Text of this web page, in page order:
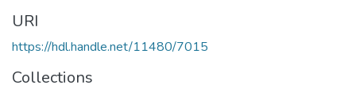
URI
https://hdl.handle.net/11480/7015
Collections